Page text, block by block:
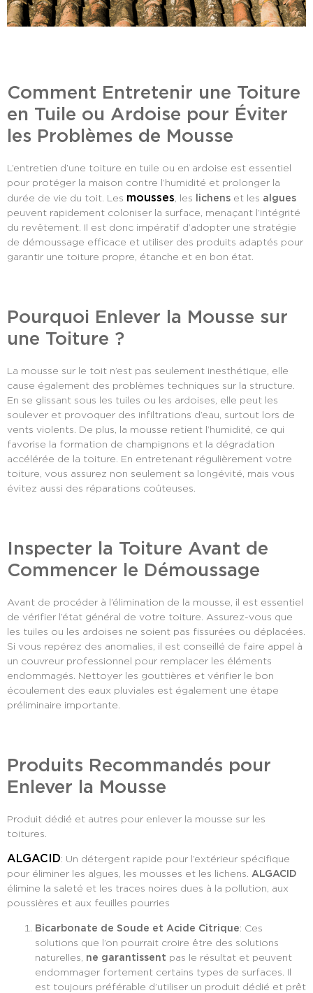
Comment Entretenir une Toiture
en Tuile ou Ardoise pour Éviter
les Problèmes de Mousse
L’entretien d’une toiture en tuile ou en ardoise est essentiel
pour protéger la maison contre l’humidité et prolonger la
durée de vie du toit. Les mousses, les lichens et les algues
peuvent rapidement coloniser la surface, menaçant l’intégrité
du revêtement. Il est donc impératif d’adopter une stratégie
de démoussage efficace et utiliser des produits adaptés pour
garantir une toiture propre, étanche et en bon état.
Pourquoi Enlever la Mousse sur
une Toiture ?
La mousse sur le toit n’est pas seulement inesthétique, elle
cause également des problèmes techniques sur la structure.
En se glissant sous les tuiles ou les ardoises, elle peut les
soulever et provoquer des infiltrations d’eau, surtout lors de
vents violents. De plus, la mousse retient l’humidité, ce qui
favorise la formation de champignons et la dégradation
accélérée de la toiture. En entretenant régulièrement votre
toiture, vous assurez non seulement sa longévité, mais vous
évitez aussi des réparations coûteuses.
Inspecter la Toiture Avant de
Commencer le Démoussage
Avant de procéder à l’élimination de la mousse, il est essentiel
de vérifier l’état général de votre toiture. Assurez-vous que
les tuiles ou les ardoises ne soient pas fissurées ou déplacées.
Si vous repérez des anomalies, il est conseillé de faire appel à
un couvreur professionnel pour remplacer les éléments
endommagés. Nettoyer les gouttières et vérifier le bon
écoulement des eaux pluviales est également une étape
préliminaire importante.
Produits Recommandés pour
Enlever la Mousse
Produit dédié et autres pour enlever la mousse sur les
toitures.
ALGACID: Un détergent rapide pour l’extérieur spécifique
pour éliminer les algues, les mousses et les lichens. ALGACID
élimine la saleté et les traces noires dues à la pollution, aux
poussières et aux feuilles pourries
Bicarbonate de Soude et Acide Citrique: Ces
solutions que l’on pourrait croire être des solutions
naturelles, ne garantissent pas le résultat et peuvent
endommager fortement certains types de surfaces. Il
est toujours préférable d’utiliser un produit dédié et prêt